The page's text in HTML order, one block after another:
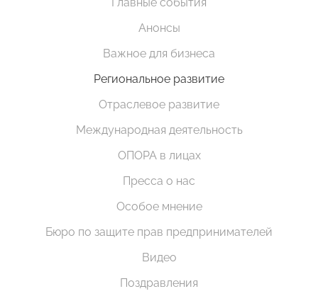
Анонсы
Важное для бизнеса
Региональное развитие
Отраслевое развитие
Международная деятельность
ОПОРА в лицах
Пресса о нас
Особое мнение
Бюро по защите прав предпринимателей
Видео
Поздравления